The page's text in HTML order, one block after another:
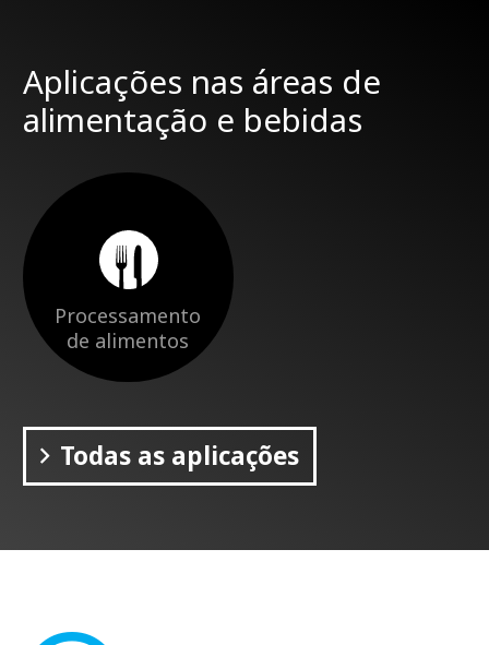
Aplicações nas áreas de
alimentação e bebidas
Processamento
de alimentos
Todas as aplicações